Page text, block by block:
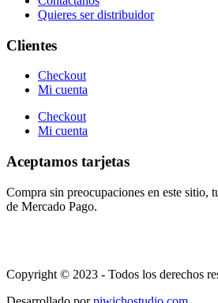
Quieres ser distribuidor
Clientes
Checkout
Mi cuenta
Checkout
Mi cuenta
Aceptamos tarjetas
Compra sin preocupaciones en este sitio,
de Mercado Pago.
Copyright © 2023 - Todos los derechos